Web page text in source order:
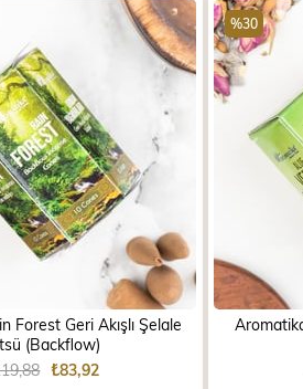
Forest Geri Akışlı Şelale
(Backflow)
₺83,92
%30